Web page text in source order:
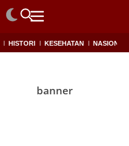
HISTORI KESEHATAN NASIONAL